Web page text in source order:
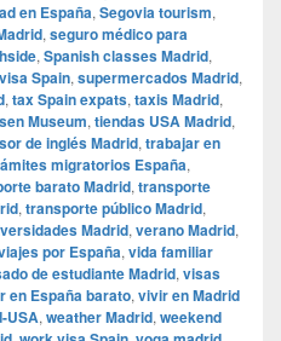
en España, Segovia tourism,
, seguro médico para
, Spanish classes Madrid,
Spain, supermercados Madrid,
, tax Spain expats, taxis Madrid,
Museum, tiendas USA Madrid,
de inglés Madrid, trabajar en
migratorios España,
barato Madrid, transporte
, transporte público Madrid,
Madrid, verano Madrid,
por España, vida familiar
de estudiante Madrid, visas
en España barato, vivir en Madrid
USA, weather Madrid, weekend